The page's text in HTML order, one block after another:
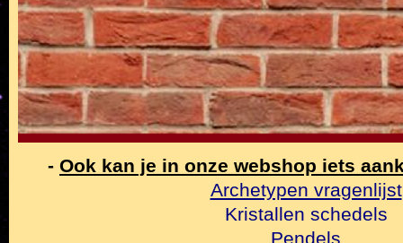
- Ook kan je in onze webshop iets
Archetypen vragenlijst
Kristallen schedels
Pendels